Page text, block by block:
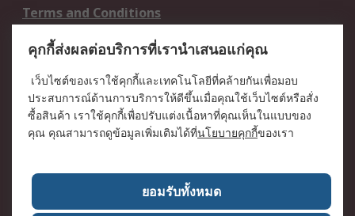
Terms and Conditions
เกี่ยวกับ RS / About RS
RS ทั่วโลก / RS
Worldwide
ข่าวประชาสัมพันธ์ / Press
Centre
บริษัทในเครือ RS /
วิธีการชำระเงิน /
เกี่ยวกับ RS / About RS
อาชีพที่ RS / Careers
คุกกี้ส่งผลต่อบริการที่เรานำเสนอแก่คุณ
เว็บไซต์ของเราใช้คุกกี้และเทคโนโลยีที่คล้ายกันเพื่อมอบ
ประสบการณ์ด้านการบริการให้ดีขึ้นเมื่อคุณใช้เว็บไซต์หรือสั่ง
ซื้อสินค้า เราใช้คุกกี้เพื่อปรับแต่งเนื้อหาที่คุณเห็นในแบบของ
คุณ คุณสามารถดูข้อมูลเพิ่มเติมได้ที่นโยบายคุกกี้ของเรา
ยอมรับทั้งหมด